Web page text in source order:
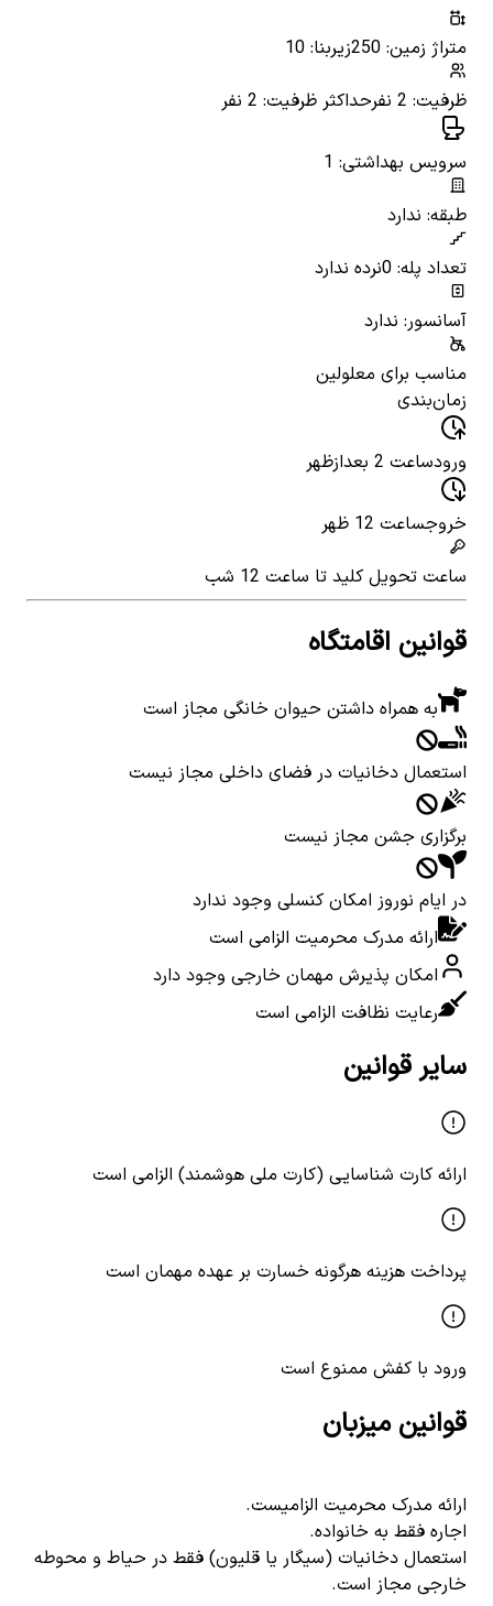
متراژ زمین: 250
زیربنا: 10
ظرفیت: 2 نفر
حداکثر ظرفیت: 2 نفر
سرویس بهداشتی: 1
طبقه: ندارد
تعداد پله: 0
نرده ندارد
آسانسور: ندارد
مناسب برای معلولین
زمان‌بندی
ورودساعت 2 بعدازظهر
خروجساعت 12 ظهر
ساعت تحویل کلید تا ساعت 12 شب
قوانین اقامتگاه
به همراه داشتن حیوان خانگی مجاز است
استعمال دخانیات در فضای داخلی مجاز نیست
برگزاری جشن مجاز نیست
در ایام نوروز امکان کنسلی وجود ندارد
ارائه مدرک محرمیت الزامی است
امکان پذیرش مهمان خارجی وجود دارد
رعایت نظافت الزامی است
سایر قوانین
ارائه کارت شناسایی (کارت ملی هوشمند) الزامی است
پرداخت هزینه هرگونه خسارت بر عهده مهمان است
ورود با کفش ممنوع است
قوانین میزبان
ارائه مدرک محرمیت الزامیست.
اجاره فقط به خانواده.
استعمال دخانیات (سیگار یا قلیون) فقط در حیاط و محوطه
خارجی مجاز است.